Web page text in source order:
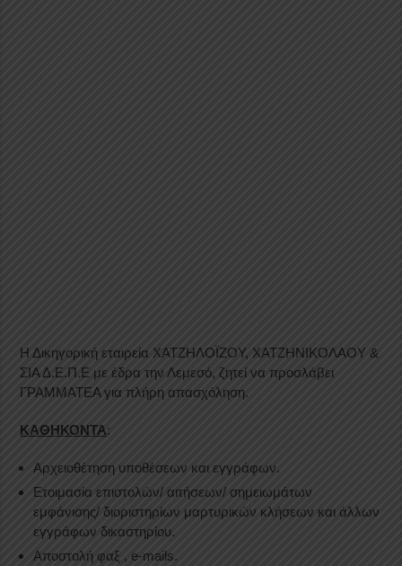
Η Δικηγορική εταιρεία ΧΑΤΖΗΛΟΪΖΟΥ, ΧΑΤΖΗΝΙΚΟΛΑΟΥ &
ΣΙΑ Δ.Ε.Π.Ε με έδρα την Λεμεσό, ζητεί να προσλάβει
ΓΡΑΜΜΑΤΕΑ για πλήρη απασχόληση.
ΚΑΘΗΚΟΝΤΑ:
Αρχειοθέτηση υποθέσεων και εγγράφων.
Ετοιμασία επιστολών/ αιτήσεων/ σημειωμάτων
εμφάνισης/ διοριστηρίων μαρτυρικών κλήσεων και άλλων
εγγράφων δικαστηρίου.
Αποστολή φαξ , e-mails.